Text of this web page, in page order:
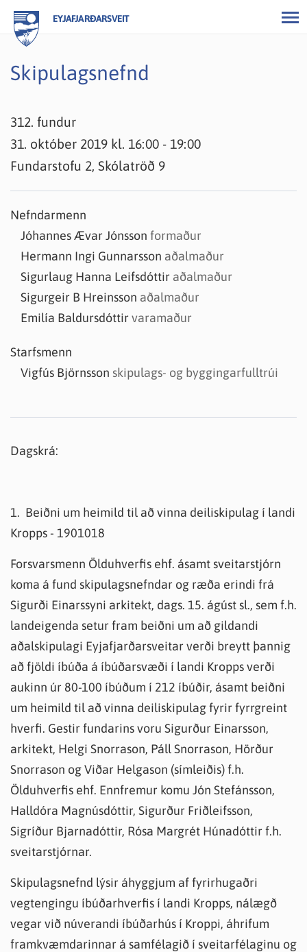
EYJAFJARÐARSVEIT
Skipulagsnefnd
312. fundur
31. október 2019 kl. 16:00 - 19:00
Fundarstofu 2, Skólatröð 9
Nefndarmenn
Jóhannes Ævar Jónsson formaður
Hermann Ingi Gunnarsson aðalmaður
Sigurlaug Hanna Leifsdóttir aðalmaður
Sigurgeir B Hreinsson aðalmaður
Emilía Baldursdóttirvaramaður
Starfsmenn
Vigfús Björnsson skipulags- og byggingarfulltrúi
Dagskrá:
1. Beiðni um heimild til að vinna deiliskipulag í landi
Kropps - 1901018
Forsvarsmenn Ölduhverfis ehf. ásamt sveitarstjórn
koma á fund skipulagsnefndar og ræða erindi frá
Sigurði Einarssyni arkitekt, dags. 15. ágúst sl., sem f.h.
landeigenda setur fram beiðni um að gildandi
aðalskipulagi Eyjafjarðarsveitar verði breytt þannig
að fjöldi íbúða á íbúðarsvæði í landi Kropps verði
aukinn úr 80-100 íbúðum í 212 íbúðir, ásamt beiðni
um heimild til að vinna deiliskipulag fyrir fyrrgreint
hverfi. Gestir fundarins voru Sigurður Einarsson,
arkitekt, Helgi Snorrason, Páll Snorrason, Hörður
Snorrason og Viðar Helgason (símleiðis) f.h.
Ölduhverfis ehf. Ennfremur komu Jón Stefánsson,
Halldóra Magnúsdóttir, Sigurður Friðleifsson,
Sigríður Bjarnadóttir, Rósa Margrét Húnadóttir f.h.
sveitarstjórnar.
Skipulagsnefnd lýsir áhyggjum af fyrirhugaðri
vegtengingu íbúðarhverfis í landi Kropps, nálægð
vegar við núverandi íbúðarhús í Kroppi, áhrifum
framkvæmdarinnar á samfélagið í sveitarfélaginu og